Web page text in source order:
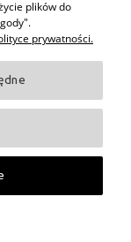
i okulary Polo
Miu Miu
Ray-Ban Aviator
Oprawki i okulary
Heuer
plików do
prywatności.